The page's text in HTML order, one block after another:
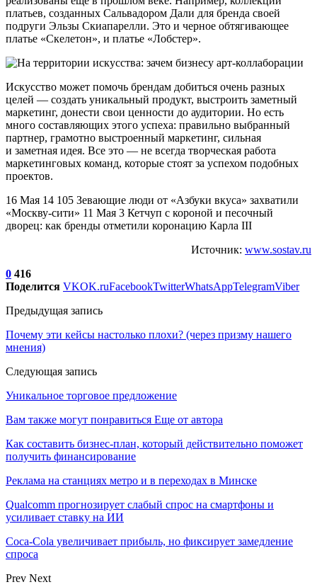
платьев, созданных Сальвадором Дали для бренда своей
подруги Эльзы Скиапарелли. Это и черное обтягивающее
платье «Скелетон», и платье «Лобстер».
Искусство может помочь брендам добиться очень разных
целей — создать уникальный продукт, выстроить заметный
маркетинг, донести свои ценности до аудитории. Но есть
много составляющих этого успеха: правильно выбранный
партнер, грамотно выстроенный маркетинг, сильная
и заметная идея. Все это — не всегда творческая работа
маркетинговых команд, которые стоят за успехом подобных
проектов.
16 Мая 14 105 Зевающие люди от «Азбуки вкуса» захватили
«Москву-сити» 11 Мая 3 Кетчуп с короной и песочный
дворец: как бренды отметили коронацию Карла III
Источник: www.sostav.ru
0 416
Поделится VKOK.ruFacebookTwitterWhatsAppTelegramViber
Предыдущая запись
Почему эти кейсы настолько плохи? (через призму нашего
мнения)
Следующая запись
Уникальное торговое предложение
Вам также могут понравиться Еще от автора
Как составить бизнес-план, который действительно поможет
получить финансирование
Реклама на станциях метро и в переходах в Минске
Qualcomm прогнозирует слабый спрос на смартфоны и
усиливает ставку на ИИ
Coca-Cola увеличивает прибыль, но фиксирует замедление
спроса
Prev Next